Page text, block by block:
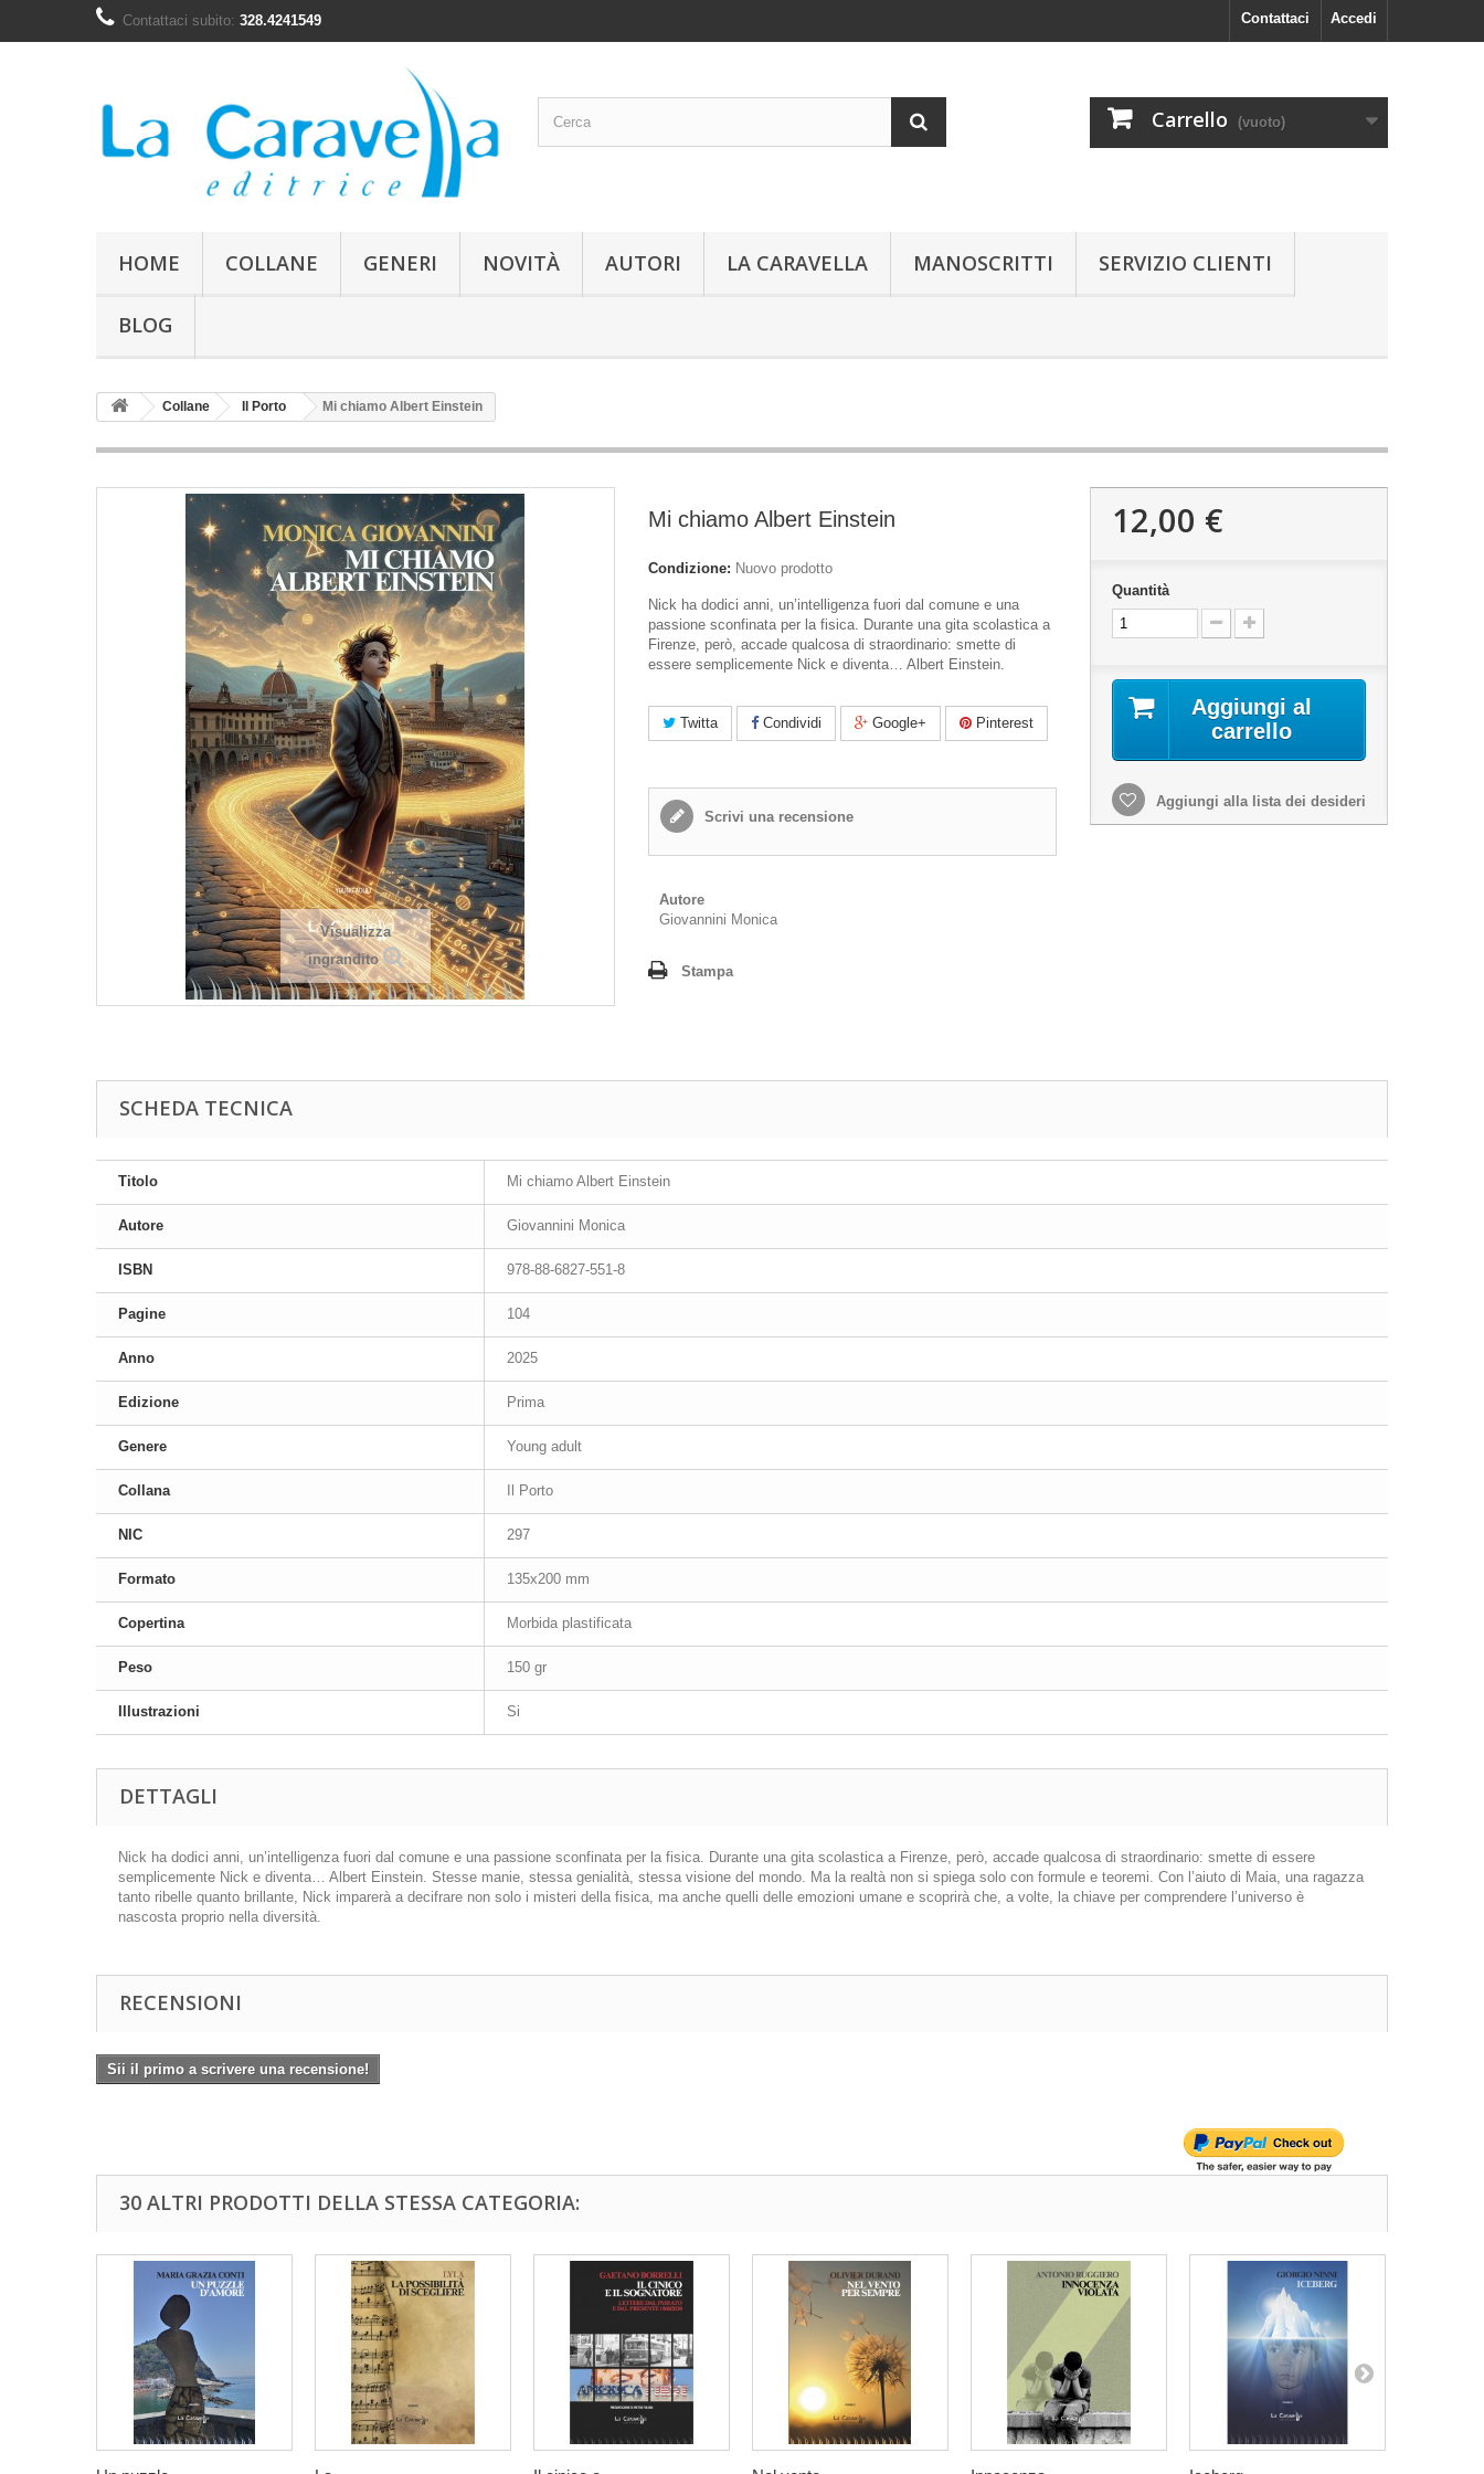
Accedi
Contattaci
Contattaci subito: 328.4241549
Carrello (vuoto)
HOME COLLANE GENERI NOVITÀ AUTORI LA CARAVELLA MANOSCRITTI SERVIZIO CLIENTI
BLOG
Collane Il Porto Mi chiamo Albert Einstein
Visualizza
ingrandito
Mi chiamo Albert Einstein
Condizione: Nuovo prodotto
Nick ha dodici anni, un’intelligenza fuori dal comune e una
passione sconfinata per la fisica. Durante una gita scolastica a
Firenze, però, accade qualcosa di straordinario: smette di
essere semplicemente Nick e diventa… Albert Einstein.
Twitta Condividi Google+ Pinterest
Scrivi una recensione
Autore
Giovannini Monica
Stampa
12,00 €
Quantità
Aggiungi al
carrello
Aggiungi alla lista dei desideri
SCHEDA TECNICA
Titolo Mi chiamo Albert Einstein
Autore Giovannini Monica
ISBN 978-88-6827-551-8
Pagine 104
Anno 2025
Edizione Prima
Genere Young adult
Collana Il Porto
NIC 297
Formato 135x200 mm
Copertina Morbida plastificata
Peso 150 gr
Illustrazioni Si
DETTAGLI
Nick ha dodici anni, un’intelligenza fuori dal comune e una passione sconfinata per la fisica. Durante una gita scolastica a Firenze, però, accade qualcosa di straordinario: smette di essere
semplicemente Nick e diventa… Albert Einstein. Stesse manie, stessa genialità, stessa visione del mondo. Ma la realtà non si spiega solo con formule e teoremi. Con l’aiuto di Maia, una ragazza
tanto ribelle quanto brillante, Nick imparerà a decifrare non solo i misteri della fisica, ma anche quelli delle emozioni umane e scoprirà che, a volte, la chiave per comprendere l’universo è
nascosta proprio nella diversità.
RECENSIONI
Sii il primo a scrivere una recensione!
30 ALTRI PRODOTTI DELLA STESSA CATEGORIA: